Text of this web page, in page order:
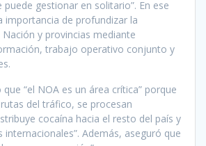
puede gestionar en solitario”. En ese
importancia de profundizar la
y provincias mediante
trabajo operativo conjunto y
“el NOA es un área crítica” porque
del tráfico, se procesan
cocaína hacia el resto del país y
internacionales”. Además, aseguró que